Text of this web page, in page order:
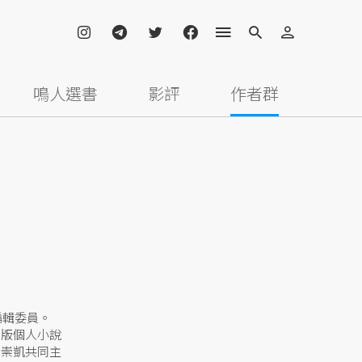
鳴人選書 影評 作者群
委員。
個人小說
凱共同主